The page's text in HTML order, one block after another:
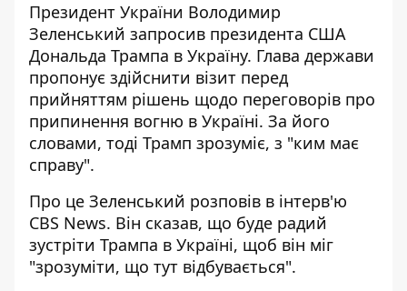
Президент України Володимир
Зеленський запросив президента США
Дональда Трампа в Україну. Глава держави
пропонує здійснити візит перед
прийняттям рішень щодо переговорів про
припинення вогню в Україні. За його
словами, тоді Трамп зрозуміє, з "ким має
справу".
Про це Зеленський розповів в інтерв'ю
CBS News. Він сказав, що буде радий
зустріти Трампа в Україні, щоб він міг
"зрозуміти, що тут відбувається".